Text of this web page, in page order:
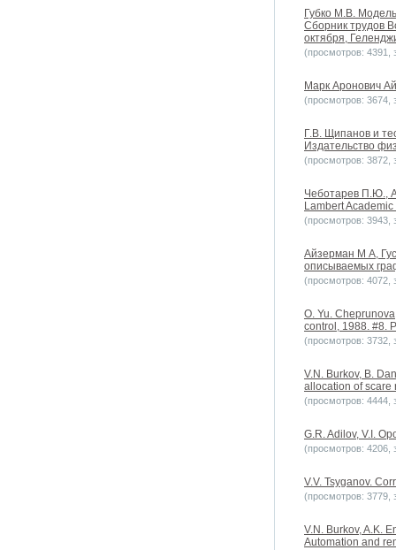
Губко М.В.
Сборник трудов
октября,
(просмотров: 4391,
Марк Аронович
(просмотров: 3674,
Г.В. Щипанов и
Издательство
(просмотров: 3872,
Чеботарев П.Ю.,
Lambert
(просмотров: 3943,
Айзерман М А,
описываемых
(просмотров: 4072,
O. Yu.
control, 1988. #8.
(просмотров: 3732,
V.N. Burkov, B.
allocation of scare
(просмотров: 4444,
G.R. Adilov, V.I.
(просмотров: 4206,
V.V. Tsyganov.
(просмотров: 3779,
V.N. Burkov, A.K.
Automation and